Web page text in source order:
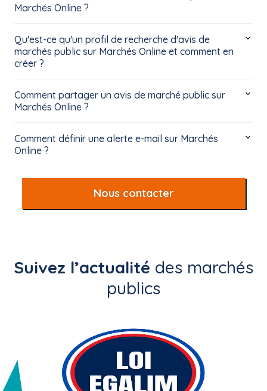
Marchés Online ?
Qu'est-ce qu'un profil de recherche d'avis de
marchés public sur Marchés Online et comment en
créer ?
Comment partager un avis de marché public sur
Marchés Online ?
Comment définir une alerte e-mail sur Marchés
Online ?
Nous contacter
Suivez l’actualité des marchés
publics